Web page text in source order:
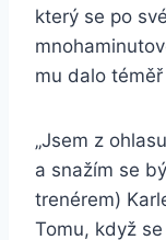
který se po
mu dalo
„Jsem z
a snažím se
trenérem)
Tomu, když